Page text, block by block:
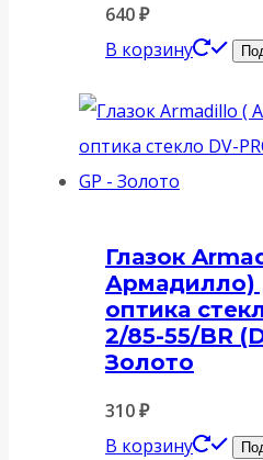
640₽
В корзину
Глазок
Армадилло)
оптика
2/85-55/BR
Золото
310₽
В корзину